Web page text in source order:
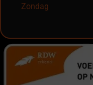
Zondag